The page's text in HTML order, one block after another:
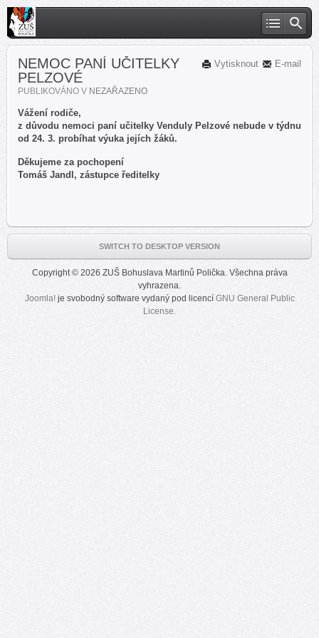
E-mail
Vytisknout
NEMOC PANÍ UČITELKY
PELZOVÉ
PUBLIKOVÁNO V NEZAŘAZENO
Vážení rodiče,
z důvodu nemoci paní učitelky Venduly Pelzové nebude v týdnu
od 24. 3. probíhat výuka jejích žáků.
Děkujeme za pochopení
Tomáš Jandl, zástupce ředitelky
SWITCH TO DESKTOP VERSION
Copyright © 2026 ZUŠ Bohuslava Martinů Polička. Všechna práva
vyhrazena.
Joomla!je svobodný software vydaný pod licencí GNU General Public
License.